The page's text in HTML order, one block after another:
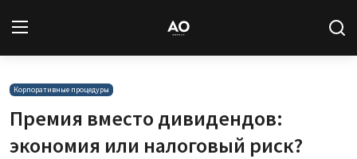
Вход
Новости
Корпоративные процедуры
Премия вместо дивидендов:
экономия или налоговый риск?